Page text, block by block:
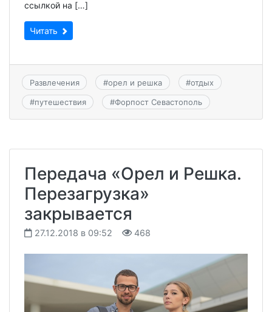
ссылкой на […]
Читать
Развлечения #орел и решка #отдых
#путешествия #Форпост Севастополь
Передача «Орел и Решка.
Перезагрузка»
закрывается
27.12.2018 в 09:52 468